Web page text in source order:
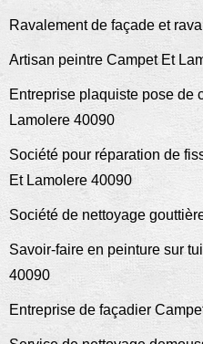
Ravalement de façade et
Artisan peintre Campet Et
Entreprise plaquiste pose de
Lamolere 40090
Société pour réparation de
Et Lamolere 40090
Société de nettoyage
Savoir-faire en peinture sur
40090
Entreprise de façadier